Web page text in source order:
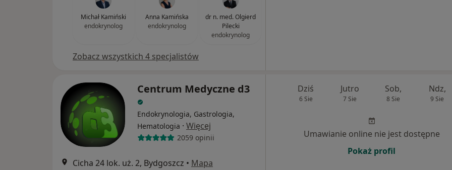
Michał Kamiński
endokrynolog
Anna Kamińska
endokrynolog
dr n. med. Olgierd
Pilecki
endokrynolog
Zobacz wszystkich 4 specjalistów
Centrum Medyczne d3
Endokrynologia, Gastrologia,
Hematologia · Więcej
2059 opinii
Cicha 24 lok. uż. 2, Bydgoszcz • Mapa
Dziś
6 Sie
Jutro
7 Sie
Sob,
8 Sie
Ndz,
9 Sie
Umawianie online nie jest dostępne
Pokaż profil